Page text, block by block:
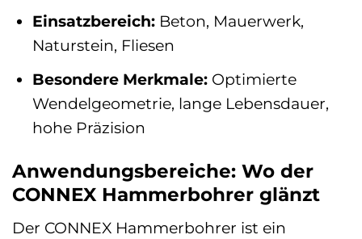
Einsatzbereich:Beton, Mauerwerk,
Naturstein, Fliesen
Besondere Merkmale:Optimierte
Wendelgeometrie, lange Lebensdauer,
hohe Präzision
Anwendungsbereiche: Wo der
CONNEX Hammerbohrer glänzt
Der CONNEX Hammerbohrer ist ein